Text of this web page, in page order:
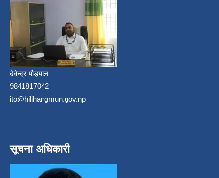
देवेन्द्र पौड्याल
9841817042
ito@hilihangmun.gov.np
सूचना अधिकारी